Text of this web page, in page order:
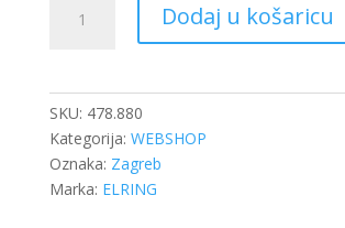
GLAVE
količina
Dodaj u košaricu
SKU: 478.880
Kategorija: WEBSHOP
Oznaka: Zagreb
Marka: ELRING